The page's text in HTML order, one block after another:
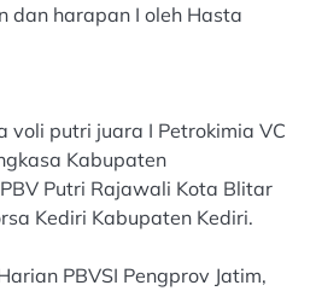
dan harapan I oleh Hasta
voli putri juara I Petrokimia VC
Kabupaten
Putri Rajawali Kota Blitar
Kediri Kabupaten Kediri.
PBVSI Pengprov Jatim,